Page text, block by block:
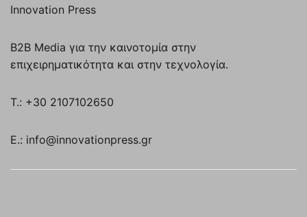
Innovation Press
B2B Media για την καινοτομία στην
επιχειρηματικότητα και στην τεχνολογία.
T.: +30 2107102650
E.: info@innovationpress.gr